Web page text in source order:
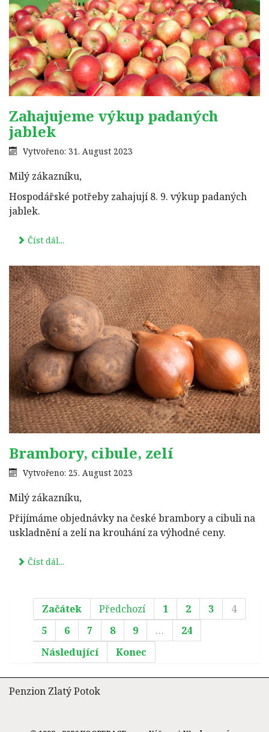
Zahajujeme výkup padaných
jablek
Vytvořeno: 31. August 2023
Milý zákazníku,
Hospodářské potřeby zahajují 8. 9. výkup padaných
jablek.
Číst dál...
Brambory, cibule, zelí
Vytvořeno: 25. August 2023
Milý zákazníku,
Přijímáme objednávky na české brambory a cibuli na
uskladnění a zelí na krouhání za výhodné ceny.
Číst dál...
Začátek Předchozí 1 2 3
4
5
6 7 8 9 …
24
Následující
Konec
Penzion Zlatý Potok